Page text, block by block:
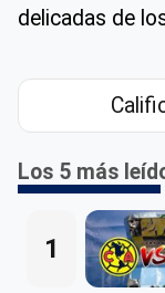
delicadas de
Los 5 más
1